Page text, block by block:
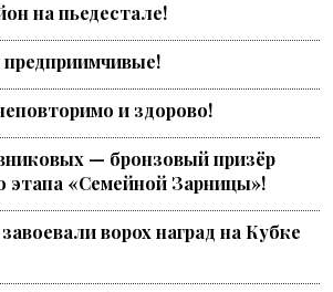
на пьедестале!
и здорово!
— бронзовый призёр
этапа «Семейной Зарницы»!
ворох наград на Кубке